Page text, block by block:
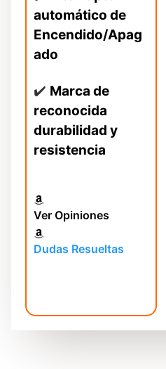
automático de
Encendido/Apag
ado
✔️ Marca de
reconocida
durabilidad y
resistencia
Ver Opiniones
Dudas Resueltas